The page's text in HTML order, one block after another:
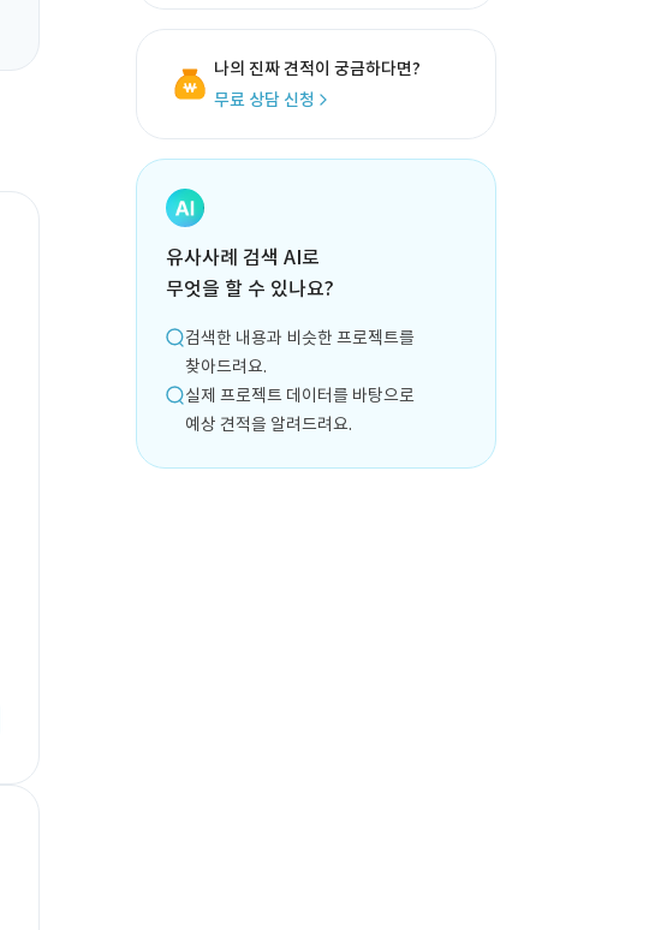
나의 진짜 견적이 궁금하다면?
무료 상담 신청
유사사례 검색 AI로
무엇을 할 수 있나요?
검색한 내용과 비슷한 프로젝트를
찾아드려요.
실제 프로젝트 데이터를 바탕으로
예상 견적을 알려드려요.